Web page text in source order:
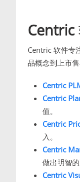
Centric
Centric 软件专
品概念到上市
Centric
Centric
值。
Centric
入。
Centric
做出明智的
Centric